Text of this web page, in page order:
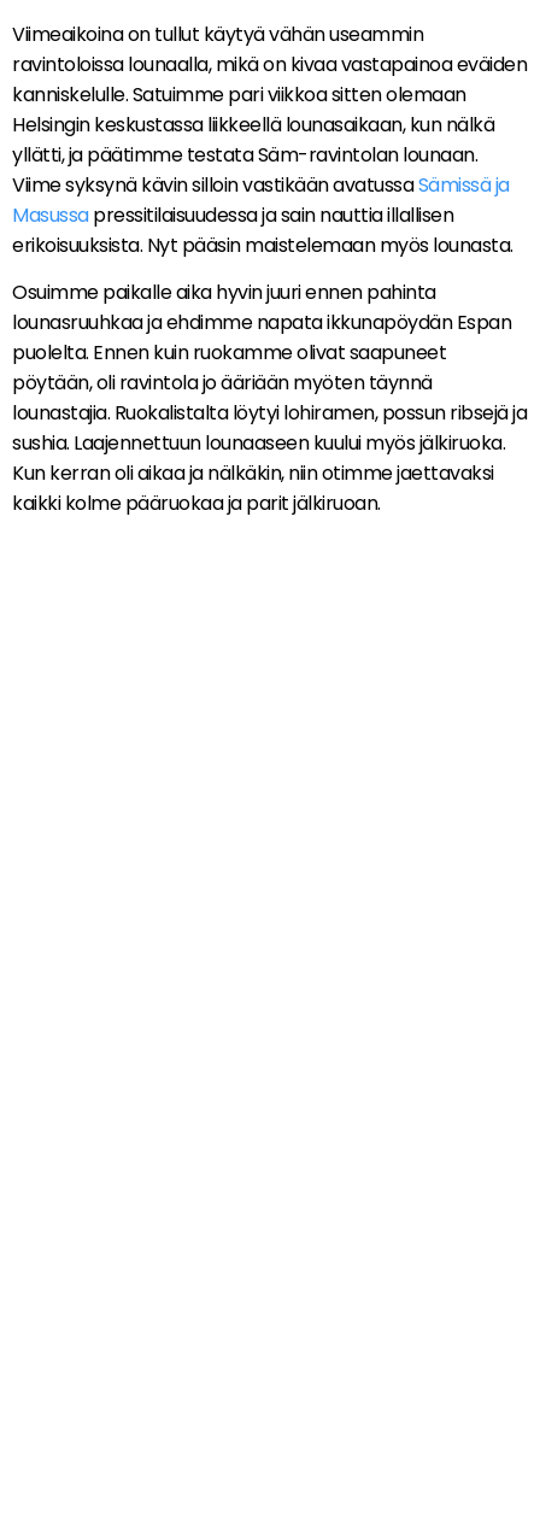
Viimeaikoina on tullut käytyä vähän useammin
ravintoloissa lounaalla, mikä on kivaa vastapainoa eväiden
kanniskelulle. Satuimme pari viikkoa sitten olemaan
Helsingin keskustassa liikkeellä lounasaikaan, kun nälkä
yllätti, ja päätimme testata Säm-ravintolan lounaan.
Viime syksynä kävin silloin vastikään avatussaSämissä ja
Masussapressitilaisuudessa ja sain nauttia illallisen
erikoisuuksista. Nyt pääsin maistelemaan myös lounasta.
Osuimme paikalle aika hyvin juuri ennen pahinta
lounasruuhkaa ja ehdimme napata ikkunapöydän Espan
puolelta. Ennen kuin ruokamme olivat saapuneet
pöytään, oli ravintola jo ääriään myöten täynnä
lounastajia. Ruokalistalta löytyi lohiramen, possun ribsejä ja
sushia. Laajennettuun lounaaseen kuului myös jälkiruoka.
Kun kerran oli aikaa ja nälkäkin, niin otimme jaettavaksi
kaikki kolme pääruokaa ja parit jälkiruoan.